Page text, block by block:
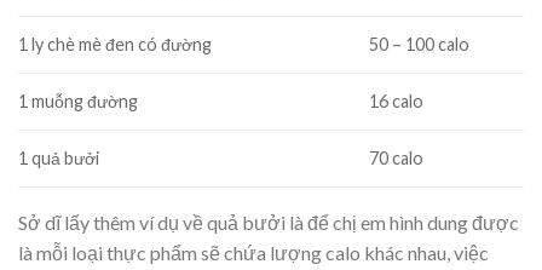
1 ly chè mè đen có đường 50 – 100 calo
1 muỗng đường 16 calo
1 quả bưởi 70 calo
Sở dĩ lấy thêm ví dụ về quả bưởi là để chị em hình dung được
là mỗi loại thực phẩm sẽ chứa lượng calo khác nhau, việc